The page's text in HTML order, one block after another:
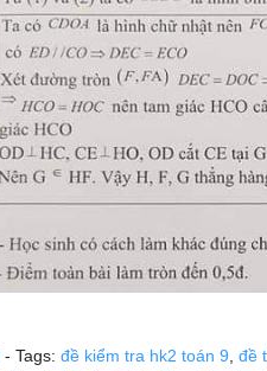
- Tags: đề kiểm tra hk2 toán 9 đề